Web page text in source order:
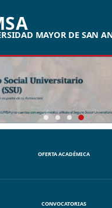
MAYOR DE SAN
OFERTA ACADÉMICA
CONVOCATORIAS